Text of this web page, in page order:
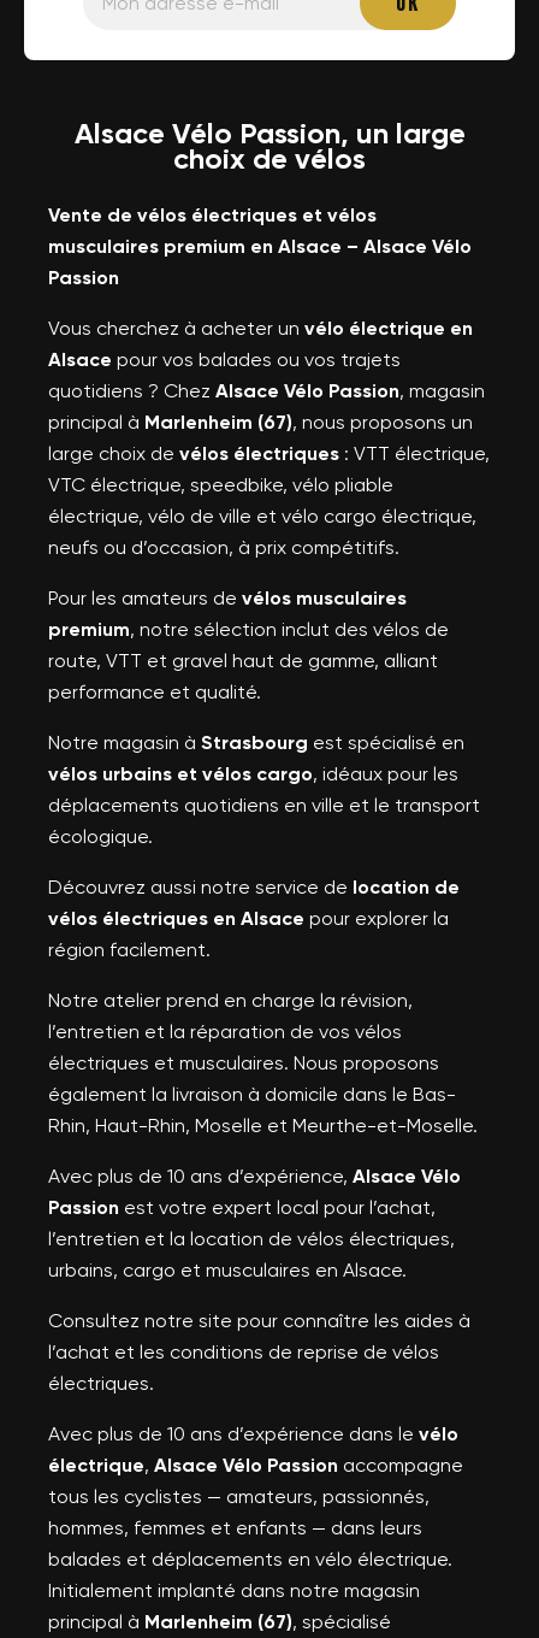
Alsace Vélo Passion, un large
choix de vélos
Vente de vélos électriques et vélos
musculaires premium en Alsace – Alsace Vélo
Passion
Vous cherchez à acheter un vélo électrique en
Alsace pour vos balades ou vos trajets
quotidiens ? Chez Alsace Vélo Passion, magasin
principal à Marlenheim (67), nous proposons un
large choix de vélos électriques : VTT électrique,
VTC électrique, speedbike, vélo pliable
électrique, vélo de ville et vélo cargo électrique,
neufs ou d’occasion, à prix compétitifs.
Pour les amateurs de vélos musculaires
premium, notre sélection inclut des vélos de
route, VTT et gravel haut de gamme, alliant
performance et qualité.
Notre magasin à Strasbourg est spécialisé en
vélos urbains et vélos cargo, idéaux pour les
déplacements quotidiens en ville et le transport
écologique.
Découvrez aussi notre service de location de
vélos électriques en Alsace pour explorer la
région facilement.
Notre atelier prend en charge la révision,
l’entretien et la réparation de vos vélos
électriques et musculaires. Nous proposons
également la livraison à domicile dans le Bas-
Rhin, Haut-Rhin, Moselle et Meurthe-et-Moselle.
Avec plus de 10 ans d’expérience, Alsace Vélo
Passion est votre expert local pour l’achat,
l’entretien et la location de vélos électriques,
urbains, cargo et musculaires en Alsace.
Consultez notre site pour connaître les aides à
l’achat et les conditions de reprise de vélos
électriques.
Avec plus de 10 ans d’expérience dans le vélo
électrique, Alsace Vélo Passion accompagne
tous les cyclistes — amateurs, passionnés,
hommes, femmes et enfants — dans leurs
balades et déplacements en vélo électrique.
Initialement implanté dans notre magasin
principal à Marlenheim (67), spécialisé